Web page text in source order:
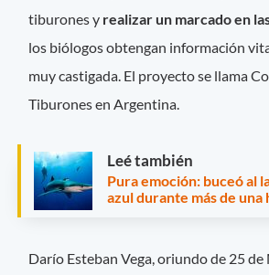
tiburones y realizar un marcado en
los biólogos obtengan información
muy castigada. El proyecto se llama
Tiburones en Argentina.
Leé también
Pura emoción: buceó al
azul durante más de una
Darío Esteban Vega, oriundo de 25